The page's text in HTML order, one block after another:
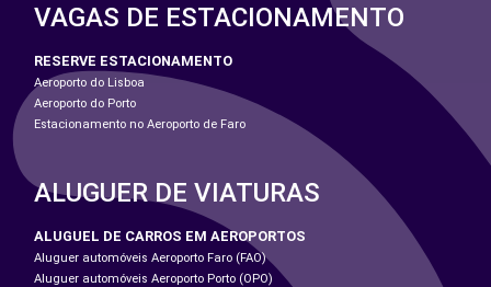
VAGAS DE ESTACIONAMENTO
RESERVE ESTACIONAMENTO
Aeroporto do Lisboa
Aeroporto do Porto
Estacionamento no Aeroporto de Faro
ALUGUER DE VIATURAS
ALUGUEL DE CARROS EM AEROPORTOS
Aluguer automóveis Aeroporto Faro (FAO)
Aluguer automóveis Aeroporto Porto (OPO)